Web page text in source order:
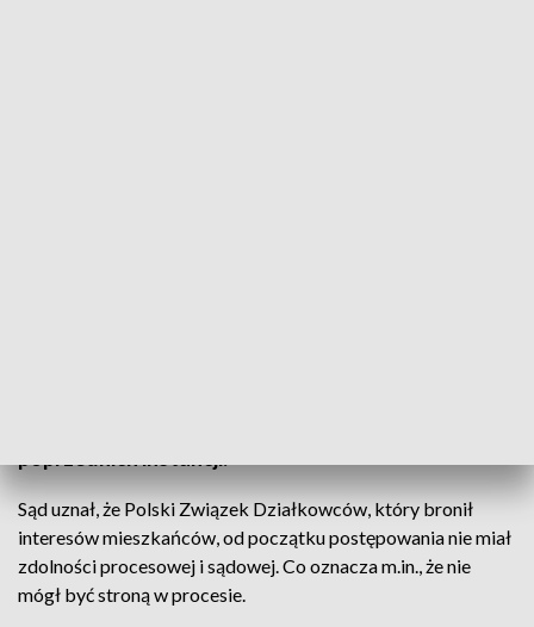
Sąd uznał, że Polski Związek Działkowców, który bronił
interesów mieszkańców, od początku postępowania nie miał
zdolności procesowej i sądowej. Co oznacza m.in., że nie
mógł być stroną w procesie.